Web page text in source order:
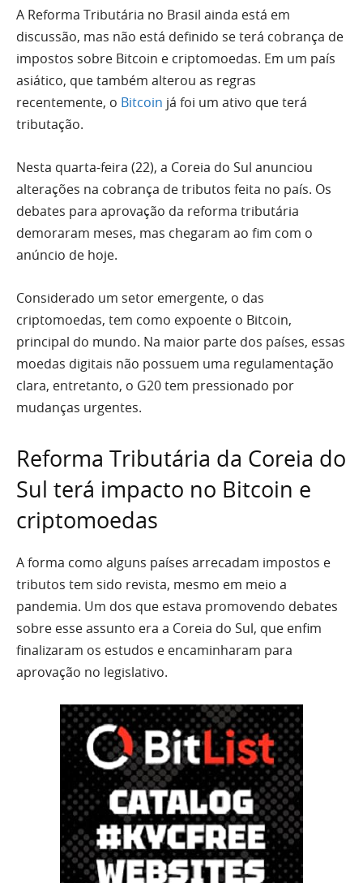
A Reforma Tributária no Brasil ainda está em
discussão, mas não está definido se terá cobrança de
impostos sobre Bitcoin e criptomoedas. Em um país
asiático, que também alterou as regras
recentemente, o Bitcoin já foi um ativo que terá
tributação.
Nesta quarta-feira (22), a Coreia do Sul anunciou
alterações na cobrança de tributos feita no país. Os
debates para aprovação da reforma tributária
demoraram meses, mas chegaram ao fim com o
anúncio de hoje.
Considerado um setor emergente, o das
criptomoedas, tem como expoente o Bitcoin,
principal do mundo. Na maior parte dos países, essas
moedas digitais não possuem uma regulamentação
clara, entretanto, o G20 tem pressionado por
mudanças urgentes.
Reforma Tributária da Coreia do
Sul terá impacto no Bitcoin e
criptomoedas
A forma como alguns países arrecadam impostos e
tributos tem sido revista, mesmo em meio a
pandemia. Um dos que estava promovendo debates
sobre esse assunto era a Coreia do Sul, que enfim
finalizaram os estudos e encaminharam para
aprovação no legislativo.